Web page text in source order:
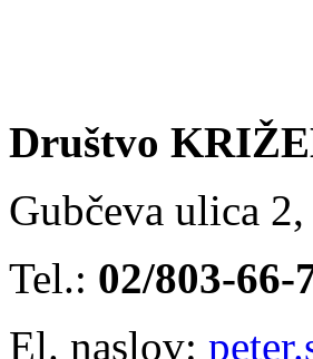
Društvo
Gubčeva ulica
Tel.: 02/803-66-
El. naslov: